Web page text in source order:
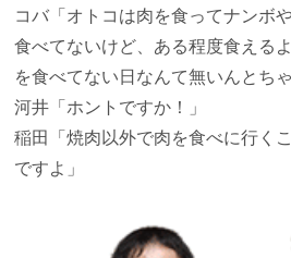
コバ 「オトコは肉を食ってナンボ
食べてないけど、ある程度食える
を食べてない日なんて無いんとちゃ
河井 「ホントですか！」
稲田
「焼肉以外で肉を食べに行く
ですよ」